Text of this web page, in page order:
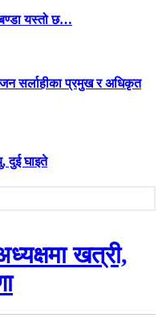
यस्तो छ…
सर्लाहीका प्रमुख र अधिकृत
दुई घाइते
खत्री,